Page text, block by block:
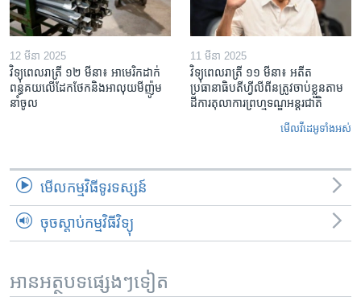
12 មីនា 2025
វិទ្យុពេលរាត្រី ១២ មីនា៖ អាមេរិក​ដាក់​
ពន្ធគយ​លើ​ដែកថែក​និង​អាលុយ​មីញ៉ូម​
នាំចូល
11 មីនា 2025
វិទ្យុពេលរាត្រី ១១ មីនា៖ អតីត​
ប្រធានាធិបតីហ្វីលីពីន​ត្រូវ​ចាប់ខ្លួនតាម
ដីការ​តុលាការ​ព្រហ្មទណ្ឌ​អន្តរជាតិ
មើល​វីដេអូ​ទាំង​អស់
មើល​កម្មវិធី​ទូរទស្សន៍
ចុចស្តាប់កម្មវិធីវិទ្យុ
អានអត្ថបទផ្សេងៗទៀត